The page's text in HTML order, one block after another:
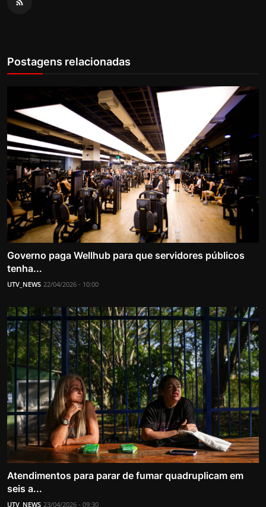
Postagens relacionadas
Governo paga Wellhub para que servidores públicos
tenha...
UTV_NEWS 22/04/2026 - 10:00
Atendimentos para parar de fumar quadruplicam em
seis a...
UTV_NEWS 23/04/2026 - 09:30